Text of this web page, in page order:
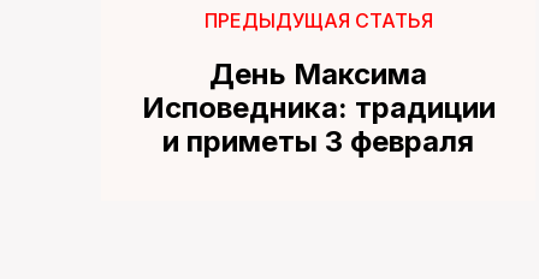
ПРЕДЫДУЩАЯ СТАТЬЯ
День Максима
Исповедника: традиции
и приметы 3 февраля